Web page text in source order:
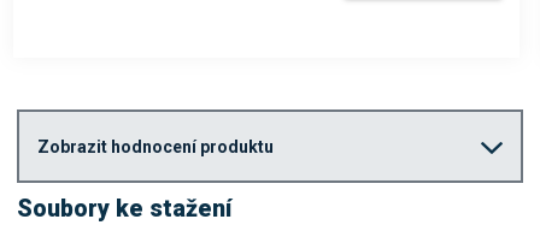
Zobrazit hodnocení produktu
Soubory ke stažení